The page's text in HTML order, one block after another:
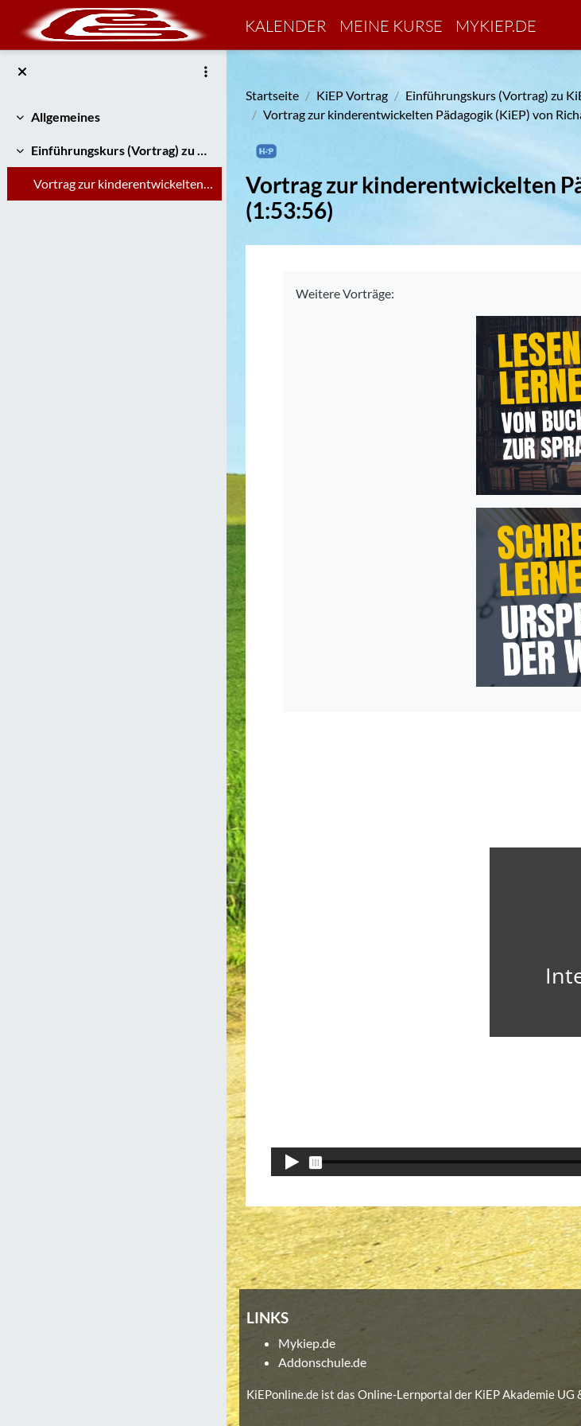
Zum Hauptinhalt
KALENDER MEINE KURSE MYKIEP.DE
Einklappen
Allgemeines
Einklappen
Einführungskurs (Vortrag) zu KiEP
Vortrag zur kinderentwickelten Pädagogik (KiEP) von Richard Kandlin (1:53:56)
Startseite KiEP Vortrag
Einführungskurs (Vortrag) zu
Vortrag zur kinderentwickelten Pädagogik (KiEP) von
Vortrag zur kinderentwickelten
(1:53:56)
Weitere Vorträge:
LINKS
Mykiep.de
Addonschule.de
KiEPonline.de ist das Online-Lernportal der KiEP Akademie UG